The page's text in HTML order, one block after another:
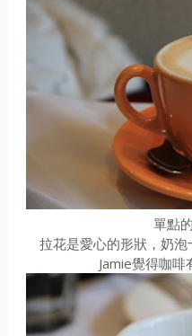
單點
拉花是愛心的形狀，奶泡
Jamie覺得咖啡